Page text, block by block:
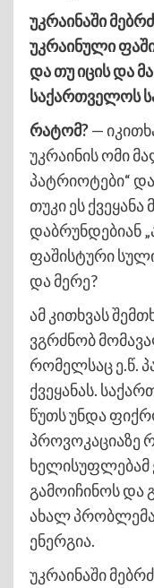
უკრაინაში
უკრაინული
და თუ იცის და
საქართველოს
რატომ?—
უკრაინის ომი
პატრიოტები“
თუკი ეს
დაბრუნდებიან
ფაშისტური
და მერე?
ამ კითხვას
ვგრძნობ
რომელსაც ე.წ.
ქვეყანას.
წუთს უნდა
პროვოკაციაზე
ხელისუფლებამ
გამოიჩინოს და
ახალ
ენერგია.
უკრაინაში